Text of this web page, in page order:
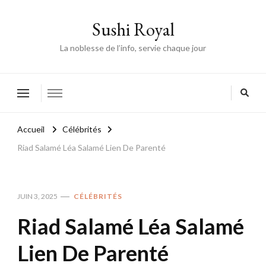
Sushi Royal
La noblesse de l’info, servie chaque jour
Accueil
Célébrités
Riad Salamé Léa Salamé Lien De Parenté
JUIN 3, 2025 CÉLÉBRITÉS
Riad Salamé Léa Salamé
Lien De Parenté